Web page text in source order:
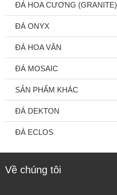
ĐÁ HOA CƯƠNG (GRANITE)
ĐÁ ONYX
ĐÁ HOA VĂN
ĐÁ MOSAIC
SẢN PHẨM KHÁC
ĐÁ DEKTON
ĐÁ ECLOS
Về chúng tôi